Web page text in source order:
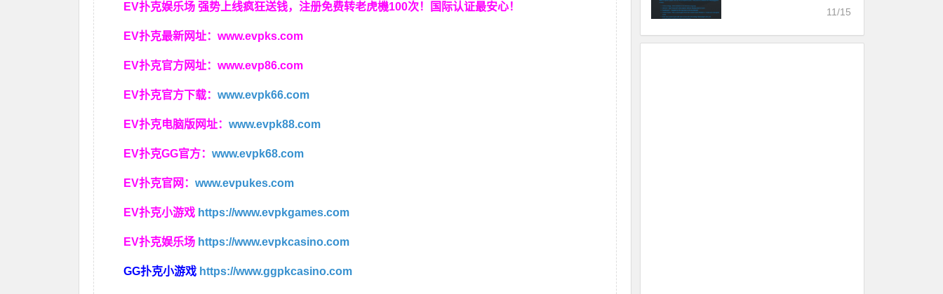
EV扑克娱乐场 强势上线疯狂送钱，注册免费转老虎機100次！国际认证最安心！
EV扑克最新网址： www.evpks.com
EV扑克官方网址： www.evp86.com
EV扑克官方下载： www.evpk66.com
EV扑克电脑版网址： www.evpk88.com
EV扑克GG官方： www.evpk68.com
EV扑克官网： www.evpukes.com
EV扑克小游戏 https://www.evpkgames.com
EV扑克娱乐场 https://www.evpkcasino.com
GG扑克小游戏 https://www.ggpkcasino.com
11/15